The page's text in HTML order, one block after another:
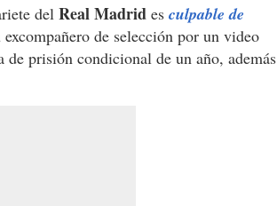
del Real Madrid es culpable de
excompañero de selección por un video
prisión condicional de un año, además